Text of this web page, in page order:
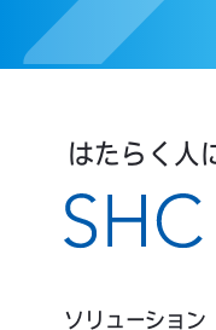
はたらく人
ソリューション